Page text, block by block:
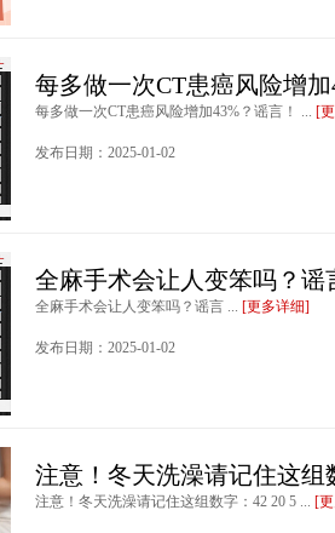
每多做一次CT患癌风险增
每多做一次CT患癌风险增加43%？谣言！ ... [
发布日期：2025-01-02
全麻手术会让人变笨吗？谣
全麻手术会让人变笨吗？谣言 ... [更多详细]
发布日期：2025-01-02
注意！冬天洗澡请记住这组
注意！冬天洗澡请记住这组数字：42 20 5 ... [